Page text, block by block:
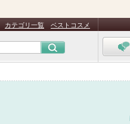
カテゴリ一覧 ベストコスメ